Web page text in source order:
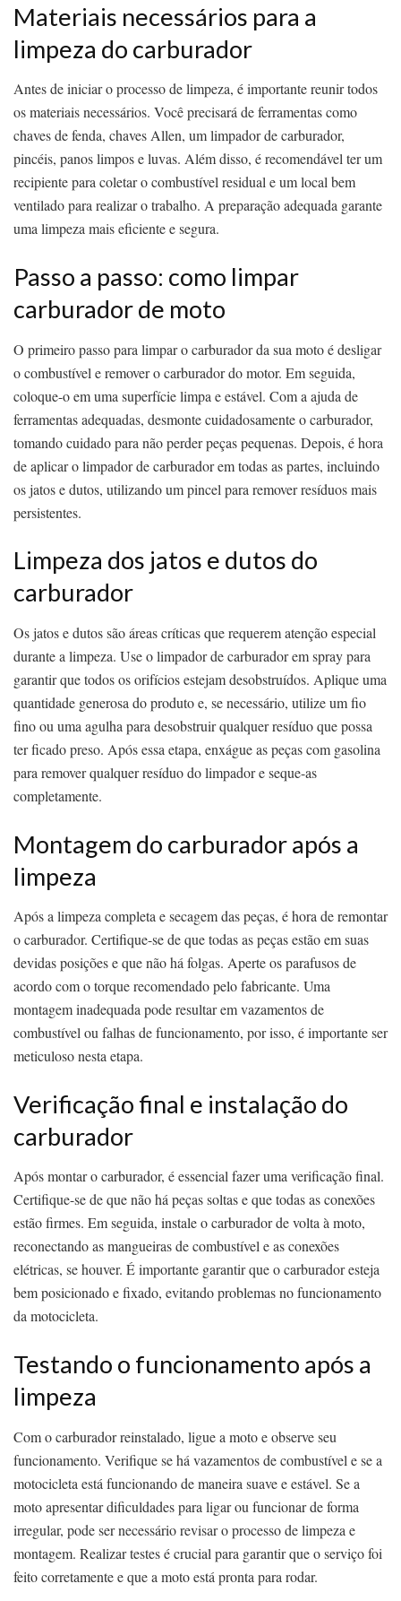
Materiais necessários para a
limpeza do carburador
Antes de iniciar o processo de limpeza, é importante reunir todos
os materiais necessários. Você precisará de ferramentas como
chaves de fenda, chaves Allen, um limpador de carburador,
pincéis, panos limpos e luvas. Além disso, é recomendável ter um
recipiente para coletar o combustível residual e um local bem
ventilado para realizar o trabalho. A preparação adequada garante
uma limpeza mais eficiente e segura.
Passo a passo: como limpar
carburador de moto
O primeiro passo para limpar o carburador da sua moto é desligar
o combustível e remover o carburador do motor. Em seguida,
coloque-o em uma superfície limpa e estável. Com a ajuda de
ferramentas adequadas, desmonte cuidadosamente o carburador,
tomando cuidado para não perder peças pequenas. Depois, é hora
de aplicar o limpador de carburador em todas as partes, incluindo
os jatos e dutos, utilizando um pincel para remover resíduos mais
persistentes.
Limpeza dos jatos e dutos do
carburador
Os jatos e dutos são áreas críticas que requerem atenção especial
durante a limpeza. Use o limpador de carburador em spray para
garantir que todos os orifícios estejam desobstruídos. Aplique uma
quantidade generosa do produto e, se necessário, utilize um fio
fino ou uma agulha para desobstruir qualquer resíduo que possa
ter ficado preso. Após essa etapa, enxágue as peças com gasolina
para remover qualquer resíduo do limpador e seque-as
completamente.
Montagem do carburador após a
limpeza
Após a limpeza completa e secagem das peças, é hora de remontar
o carburador. Certifique-se de que todas as peças estão em suas
devidas posições e que não há folgas. Aperte os parafusos de
acordo com o torque recomendado pelo fabricante. Uma
montagem inadequada pode resultar em vazamentos de
combustível ou falhas de funcionamento, por isso, é importante ser
meticuloso nesta etapa.
Verificação final e instalação do
carburador
Após montar o carburador, é essencial fazer uma verificação final.
Certifique-se de que não há peças soltas e que todas as conexões
estão firmes. Em seguida, instale o carburador de volta à moto,
reconectando as mangueiras de combustível e as conexões
elétricas, se houver. É importante garantir que o carburador esteja
bem posicionado e fixado, evitando problemas no funcionamento
da motocicleta.
Testando o funcionamento após a
limpeza
Com o carburador reinstalado, ligue a moto e observe seu
funcionamento. Verifique se há vazamentos de combustível e se a
motocicleta está funcionando de maneira suave e estável. Se a
moto apresentar dificuldades para ligar ou funcionar de forma
irregular, pode ser necessário revisar o processo de limpeza e
montagem. Realizar testes é crucial para garantir que o serviço foi
feito corretamente e que a moto está pronta para rodar.